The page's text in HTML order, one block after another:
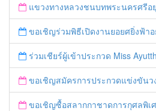
แขวงทางหลวงชนบทพระนครศรีอยุธยา "ร่วมรณรงค์ ขับช้า เปิดไฟหน้า คาดเข็มขั
ขอเชิญร่วมพิธีเปิดงานยอยศยิ่งฟ้าอยุ
ร่วมเชียร์ผู้เข้าประกวด Miss Ayutthaya ในวันที่
ขอเชิญสมัครการประกวดแข่งขันวงดนตรี Ayutthaya
ขอเชิญซื้อสลากกาชาดการกุศลพิเศษจังหวัดพระนค